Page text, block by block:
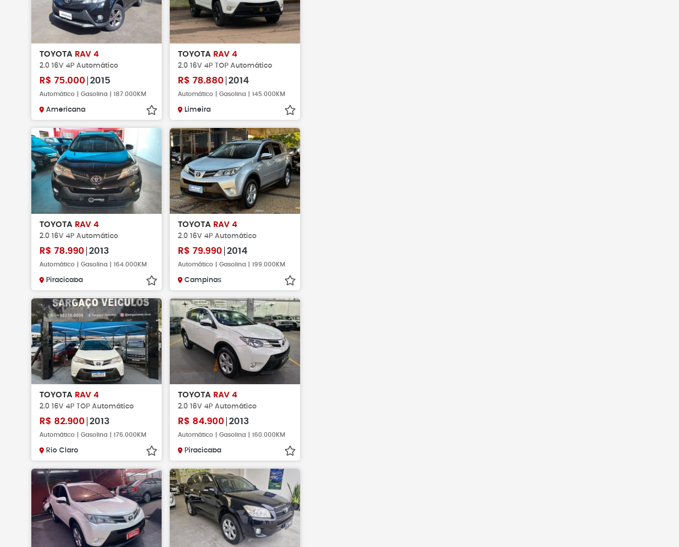
TOYOTA RAV 4
2.0 16V 4P Automático
R$ 75.000 2015
Automático | Gasolina | 187.000KM
Americana
TOYOTA RAV 4
2.0 16V 4P TOP Automático
R$ 78.880 2014
Automático | Gasolina | 145.000KM
Limeira
TOYOTA RAV 4
2.0 16V 4P Automático
R$ 78.990 2013
Automático | Gasolina | 164.000KM
Piracicaba
TOYOTA RAV 4
2.0 16V 4P Automático
R$ 79.990 2014
Automático | Gasolina | 199.000KM
Campinas
TOYOTA RAV 4
2.0 16V 4P TOP Automático
R$ 82.900 2013
Automático | Gasolina | 176.000KM
Rio Claro
TOYOTA RAV 4
2.0 16V 4P Automático
R$ 84.900 2013
Automático | Gasolina | 160.000KM
Piracicaba